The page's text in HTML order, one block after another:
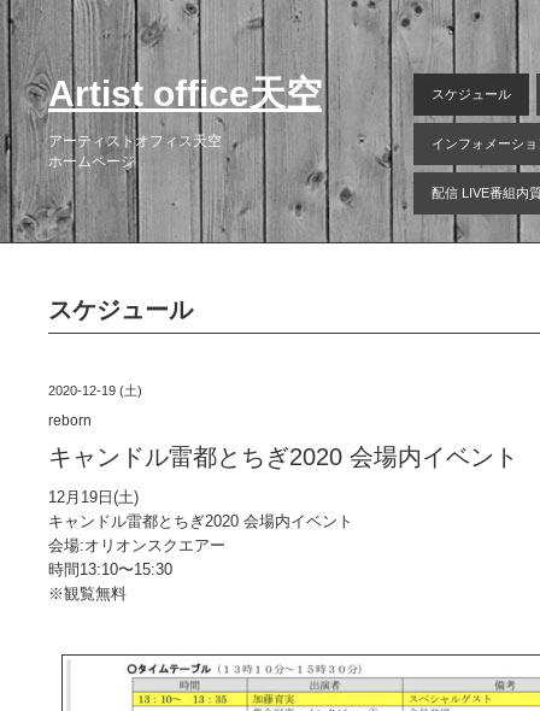
Artist office天空
アーティストオフィス天空
ホームページ
スケジュール
インフォメーショ
配信 LIVE番組内
スケジュール
2020-12-19 (土)
reborn
キャンドル雷都とちぎ2020 会場内イベント
12月19日(土)
キャンドル雷都とちぎ2020 会場内イベント
会場:オリオンスクエアー
時間13:10〜15:30
※観覧無料